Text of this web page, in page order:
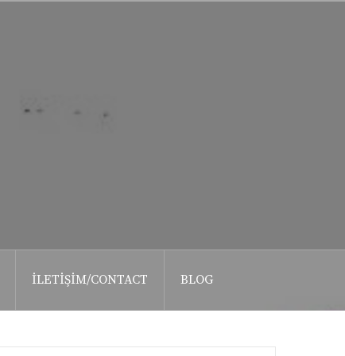
İLETIŞIM/CONTACT BLOG